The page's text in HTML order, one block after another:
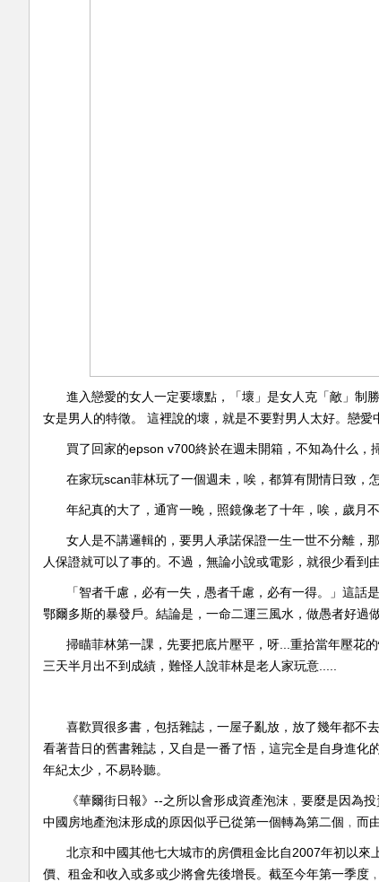
進入戀愛的女人一定要壞點，「壞」是女人克「敵」制
女是男人的特徵。 這裡說的壞，就是不要對男人太好。戀愛
買了回家的epson v700終於在週未開箱，不知為什么
在家玩scan菲林玩了一個週未，唉，都算有閒情日致，
年紀真的大了，通宵一晚，照鏡像老了十年，唉，歲月不
女人是不講邏輯的，要男人承諾保證一生一世不分離，
人保證就可以了事的。不過，無論小說或電影，就很少看到
「智者千慮，必有一失，愚者千慮，必有一得。」這
鄂爾多斯的暴發戶。結論是，一命二運三風水，做愚者好過
掃瞄菲林第一課，先要把底片壓平，呀...重拾當年壓花
三天半月出不到成績，難怪人說菲林是老人家玩意.....
喜歡買很多書，包括雜誌，一屋子亂放，放了幾年都不
看著昔日的舊書雜誌，又自是一番了悟，這完全是自身進化
年紀太少，不易聆聽。
《華爾街日報》--之所以會形成資產泡沫﹐要麼是因為
中國房地產泡沫形成的原因似乎已從第一個轉為第二個﹐而
北京和中國其他七大城市的房價租金比自2007年初以
價、租金和收入或多或少將會先後增長。截至今年第一季